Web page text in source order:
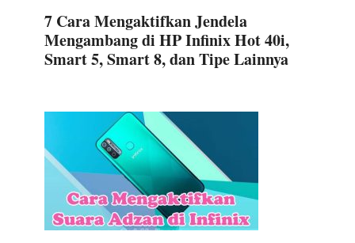
7 Cara Mengaktifkan Jendela
Mengambang di HP Infinix Hot 40i,
Smart 5, Smart 8, dan Tipe Lainnya